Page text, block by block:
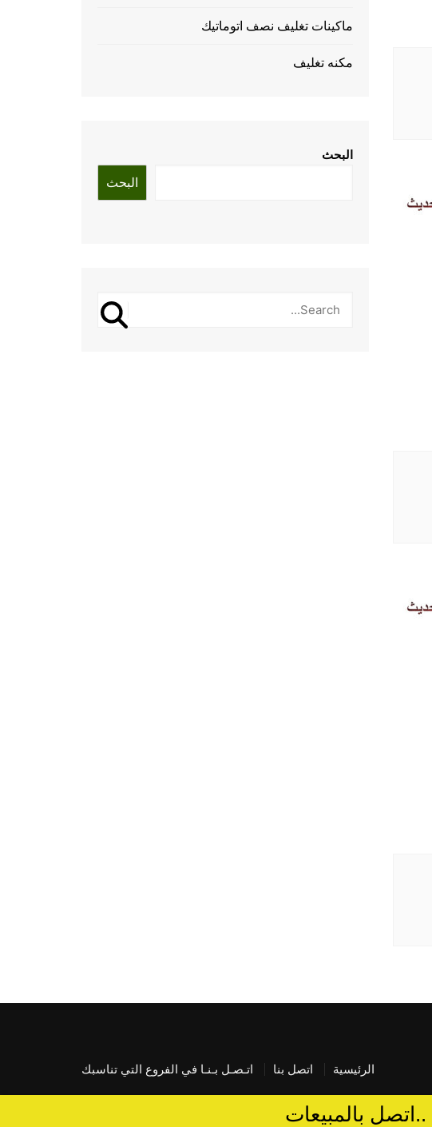
ماكينات تغليف نصف اتوماتيك
مكنه تغليف
البحث
البحث
الرئيسية اتصل بنا اتـصـل بـنـا في الفروع التي تناسبك